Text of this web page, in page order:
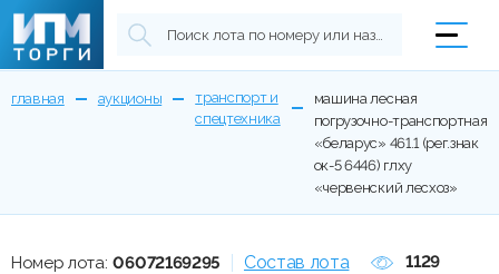
главная аукционы
транспорт и
спецтехника
машина лесная
погрузочно-транспортная
«беларус» 461.1 (рег.знак
ок-5 6446) глху
«червенский лесхоз»
Номер лота: 06072169295 Состав лота 1129